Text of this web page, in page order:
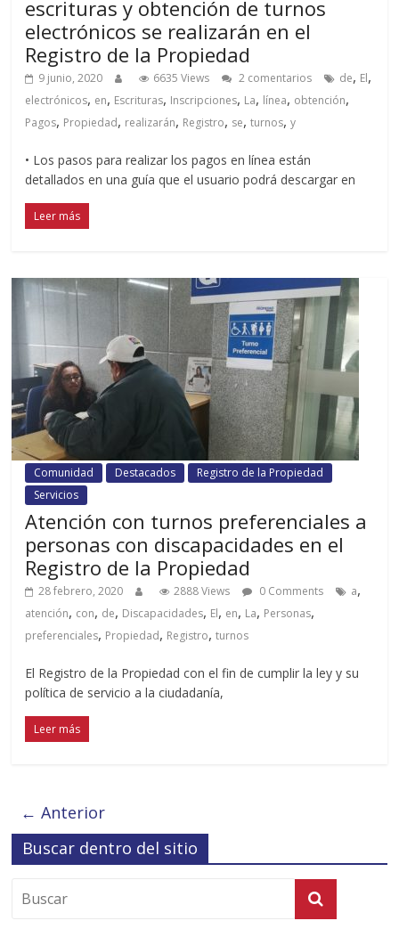
escrituras y obtención de turnos
electrónicos se realizarán en el
Registro de la Propiedad
9 junio, 2020 6635 Views 2 comentarios de, El,
electrónicos, en, Escrituras, Inscripciones, La, línea, obtención,
Pagos, Propiedad, realizarán, Registro, se,turnos,y
• Los pasos para realizar los pagos en línea están
detallados en una guía que el usuario podrá descargar en
Leer más
Comunidad Destacados
Registro de la Propiedad
Servicios
Atención con turnos preferenciales a
personas con discapacidades en el
Registro de la Propiedad
28 febrero, 2020 2888 Views 0 Comments a,
atención, con, de, Discapacidades, El, en, La, Personas,
preferenciales, Propiedad, Registro,turnos
El Registro de la Propiedad con el fin de cumplir la ley y su
política de servicio a la ciudadanía,
Leer más
← Anterior
Buscar dentro del sitio